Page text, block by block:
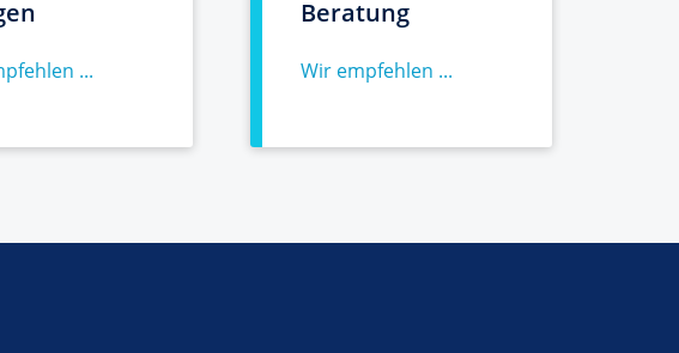
...
Beratung
Wir empfehlen ...